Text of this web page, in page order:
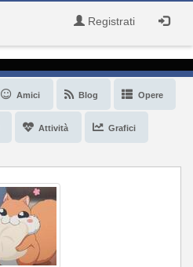
Registrati
Amici Blog Opere
Attività Grafici